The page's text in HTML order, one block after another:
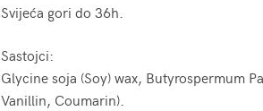
Svijeća gori do 36h.
Sastojci:
Glycine soja (Soy) wax, Butyrospermum
Vanillin, Coumarin).